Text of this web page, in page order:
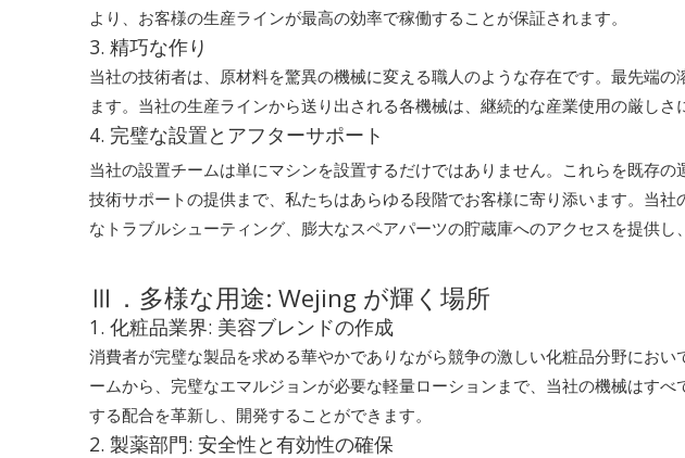
より、お客様の生産ラインが最高の効率で稼働することが保証されます。
3. 精巧な作り
当社の技術者は、原材料を驚異の機械に変える職人のような存在です。最先端
ます。当社の生産ラインから送り出される各機械は、継続的な産業使用の厳し
4. 完璧な設置とアフターサポート
当社の設置チームは単にマシンを設置するだけではありません。これらを既存
技術サポートの提供まで、私たちはあらゆる段階でお客様に寄り添います。当
なトラブルシューティング、膨大なスペアパーツの貯蔵庫へのアクセスを提供し
Ⅲ．多様な用途: Wejing が輝く場所
1. 化粧品業界: 美容ブレンドの作成
消費者が完璧な製品を求める華やかでありながら競争の激しい化粧品分野にお
ームから、完璧なエマルジョンが必要な軽量ローションまで、当社の機械はす
する配合を革新し、開発することができます。
2. 製薬部門: 安全性と有効性の確保